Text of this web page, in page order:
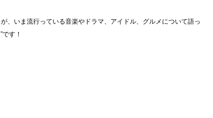
、いま流行っている音楽やドラマ、アイドル、グルメについて語っ
す！